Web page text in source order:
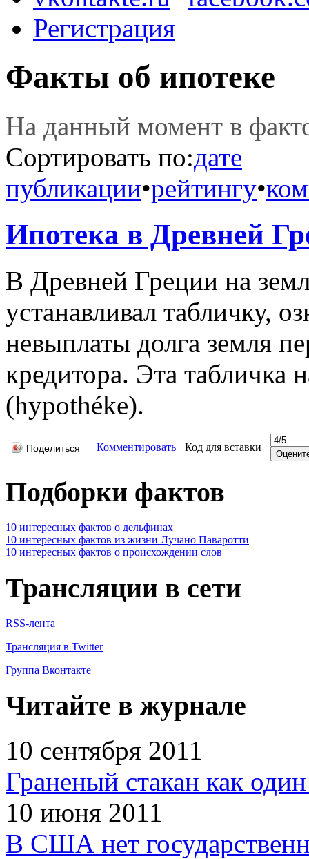
Регистрация
Факты об ипотеке
На данный момент в
Сортировать по:дате
публикации•рейтингу•
Ипотека в Древней
В Древней Греции на
устанавливал табличку,
невыплаты долга земля
кредитора. Эта табличка
(hypothéke).
Поделиться Комментировать Код для вставки
Подборки фактов
10 интересных фактов о дельфинах
10 интересных фактов из жизни Лучано Паваротти
10 интересных фактов о происхождении слов
Трансляции в сети
RSS-лента
Трансляция в Twitter
Группа Вконтакте
Читайте в журнале
10 сентября 2011
Граненый стакан как
10 июня 2011
В США нет